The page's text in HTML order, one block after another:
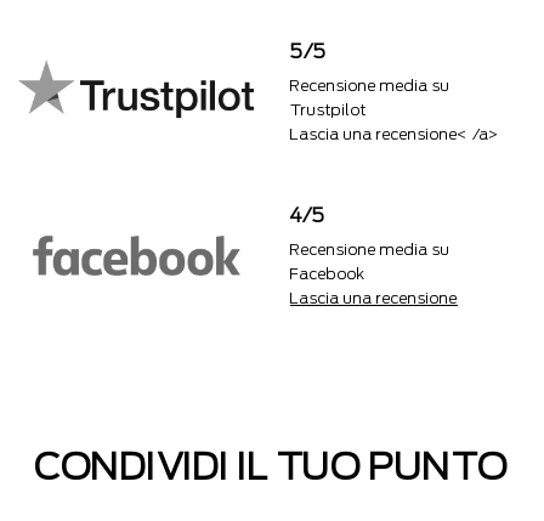
5/5
Recensione media su
Trustpilot
Lascia una recensione< /a>
4/5
Recensione media su
Facebook
Lascia una recensione
CONDIVIDI IL TUO PUNTO